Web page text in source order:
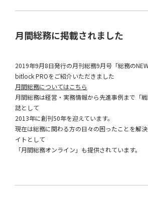
月間総務に掲載されました
2019年9月8日発行の月刊総務9月号「総務の
bitlock PROをご紹介いただきました
月間総務についてはこちら
月間総務は経営・実務情報から先進事例まで「
誌として
2013年に創刊50年を迎えています。
現在は総務に関わる方の日々の困ったことを解
イトとして
「月間総務オンライン」も提供されています。